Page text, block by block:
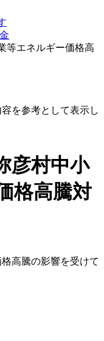
等エネルギー価格高
を参考として表示し
彦村中小
格高騰対
高騰の影響を受けて